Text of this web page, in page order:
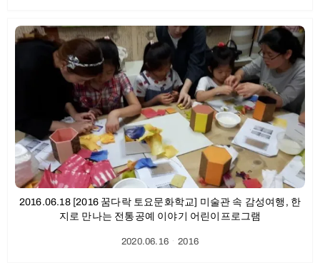
2016.06.18 [2016 꿈다락 토요문화학교] 미술관 속 감성여행, 한
지로 만나는 전통공예 이야기 어린이프로그램
2020.06.16ㆍ2016